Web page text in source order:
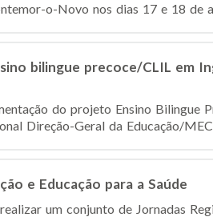
o-Novo nos dias 17 e 18 de
bilingue precoce/CLIL em
do projeto Ensino Bilingue
Direção-Geral da Educação/
e Educação para a Saúde
um conjunto de Jornadas